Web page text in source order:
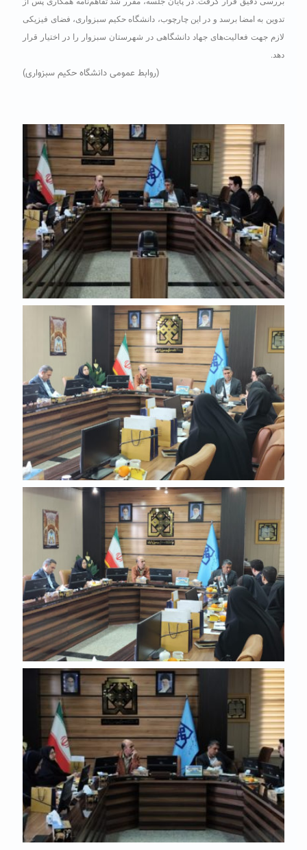
تدوین به امضا برسد و در این چارچوب، دانشگاه حکیم سبزواری، فضای فیزیکی
لازم جهت فعالیت‌های جهاد دانشگاهی در شهرستان سبزوار را در اختیار قرار
دهد.
(روابط عمومی دانشگاه حکیم سبزواری)